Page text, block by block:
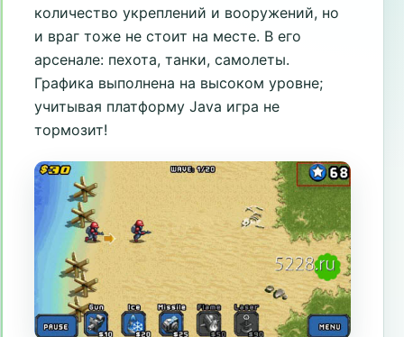
количество укреплений и вооружений, но
и враг тоже не стоит на месте. В его
арсенале: пехота, танки, самолеты.
Графика выполнена на высоком уровне;
учитывая платформу Java игра не
тормозит!